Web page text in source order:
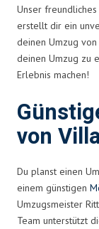
Unser
erstellt dir ein
deinen Umzug von
deinen Umzug zu
Erlebnis machen!
von
Du planst einen
einem günstigen
Umzugsmeister
Team unterstützt